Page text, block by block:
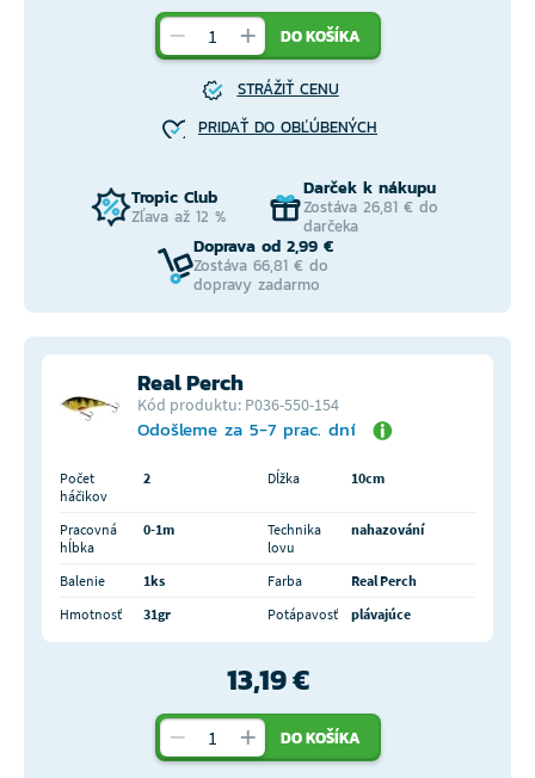
DO KOŠÍKA
STRÁŽIŤ CENU
PRIDAŤ DO OBĽÚBENÝCH
Tropic Club
Zľava až 12 %
Darček k nákupu
Zostáva 26,81 € do
darčeka
Doprava od 2,99 €
Zostáva 66,81 € do
dopravy zadarmo
Real Perch
Kód produktu: P036-550-154
Odošleme za 5-7 prac. dní
Počet
háčikov
2 Dĺžka 10cm
Pracovná
hĺbka
0-1m
Technika
lovu
nahazování
Balenie 1ks Farba
Real Perch
Hmotnosť
31gr Potápavosť plávajúce
13,19 €
DO KOŠÍKA